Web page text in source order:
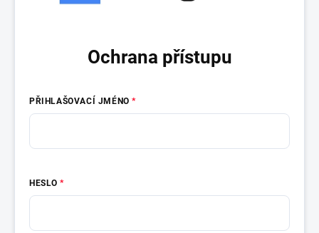
Ochrana přístupu
PŘIHLAŠOVACÍ JMÉNO
HESLO